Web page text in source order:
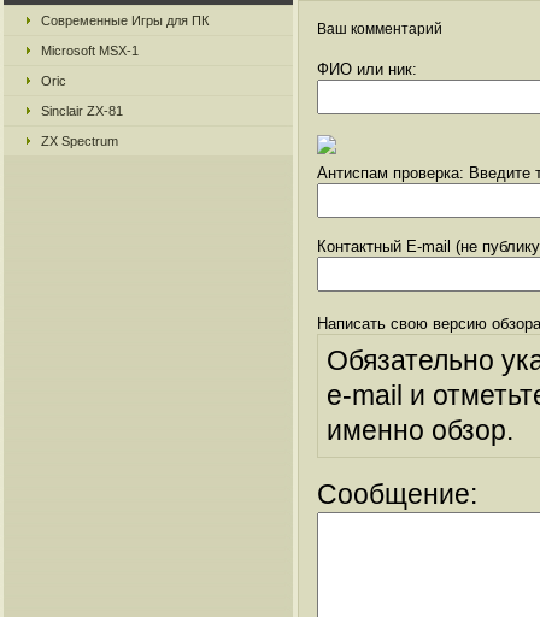
Современные Игры для ПК
Microsoft MSX-1
Oric
Sinclair ZX-81
ZX Spectrum
Ваш комментарий
ФИО или ник:
Антиспам проверка: Введите
Контактный E-mail (не
Написать свою версию
Обязательно
e-mail и
именно обзор.
Сообщение: